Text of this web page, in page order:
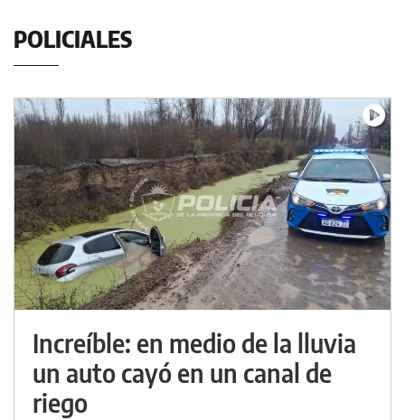
POLICIALES
Increíble: en medio de la lluvia
un auto cayó en un canal de
riego